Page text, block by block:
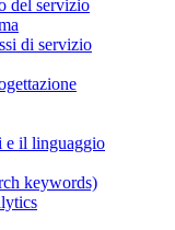
del servizio
di servizio
e il linguaggio
keywords)